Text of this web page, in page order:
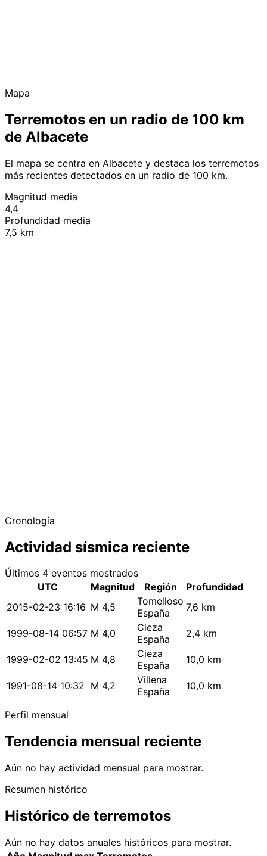
Mapa
Terremotos en un radio de 100 km
de Albacete
El mapa se centra en Albacete y destaca los terremotos
más recientes detectados en un radio de 100 km.
Magnitud media
4,4
Profundidad media
7,5 km
Cronología
Actividad sísmica reciente
Últimos 4 eventos mostrados
UTC
Magnitud Región
Profundidad
2015-02-23 16:16 M 4,5
Tomelloso
España
7,6 km
1999-08-14 06:57 M 4,0
Cieza
España
2,4 km
1999-02-02 13:45 M 4,8
Cieza
España
10,0 km
1991-08-14 10:32 M 4,2
Villena
España
10,0 km
Perfil mensual
Tendencia mensual reciente
Aún no hay actividad mensual para mostrar.
Resumen histórico
Histórico de terremotos
Aún no hay datos anuales históricos para mostrar.